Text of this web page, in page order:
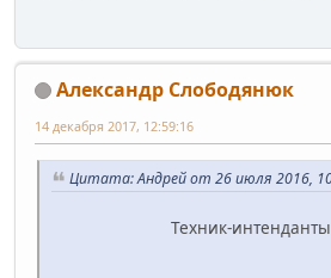
Александр Слободянюк
14 декабря 2017, 12:59:16
Цитата: Андрей от 26 июля 2016,
Техник-интенданты 2-